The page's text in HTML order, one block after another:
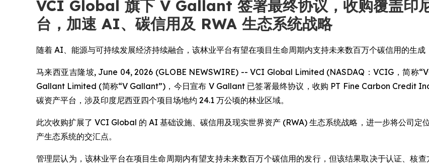
VCI Global 旗下 V Gallant 签署最终协议，收购覆盖印
台，加速 AI、碳信用及 RWA 生态系统战略
随着 AI、能源与可持续发展经济持续融合，该林业平台有望在项目生命周期内支持未来数百万个碳信用的生成
马来西亚吉隆坡, June 04, 2026 (GLOBE NEWSWIRE) -- VCI Global Limited (NASDAQ：VCIG，简称
Gallant Limited (简称“V Gallant”)，今日宣布 V Gallant 已签署最终协议，收购 PT Fine Carbon Credit
碳资产平台，涉及印度尼西亚四个项目场地约 24.1 万公顷的林业区域。
此次收购扩展了 VCI Global 的 AI 基础设施、碳信用及现实世界资产 (RWA) 生态系统战略，进一步将公司定
产生态系统的交汇点。
管理层认为，该林业平台在项目生命周期内有望支持未来数百万个碳信用的发行，但该结果取决于认证、核